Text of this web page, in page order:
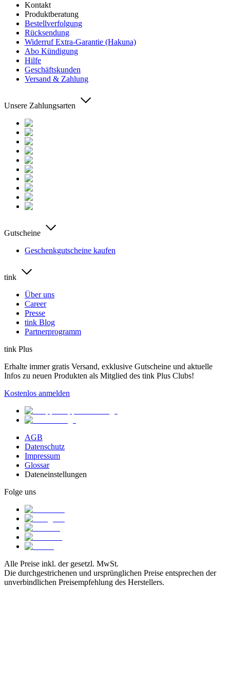
Kontakt
Produktberatung
Bestellverfolgung
Rücksendung
Widerruf Extra-Garantie (Hakuna)
Abo Kündigung
Hilfe
Geschäftskunden
Versand & Zahlung
Unsere Zahlungsarten
Gutscheine
Geschenkgutscheine kaufen
tink
Über uns
Career
Presse
tink Blog
Partnerprogramm
tink Plus
Erhalte immer gratis Versand, exklusive Gutscheine und aktuelle
Infos zu neuen Produkten als Mitglied des tink Plus Clubs!
Kostenlos anmelden
AGB
Datenschutz
Impressum
Glossar
Dateneinstellungen
Folge uns
Alle Preise inkl. der gesetzl. MwSt.
Die durchgestrichenen und ursprünglichen Preise entsprechen der
unverbindlichen Preisempfehlung des Herstellers.